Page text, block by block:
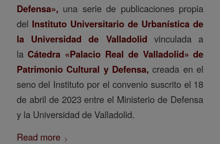
Defensa», una serie de publicaciones propia
del Instituto Universitario de Urbanística de
la Universidad de Valladolid vinculada a
la Cátedra «Palacio Real de Valladolid» de
Patrimonio Cultural y Defensa, creada en el
seno del Instituto por el convenio suscrito el 18
de abril de 2023 entre el Ministerio de Defensa
y la Universidad de Valladolid.
Read more